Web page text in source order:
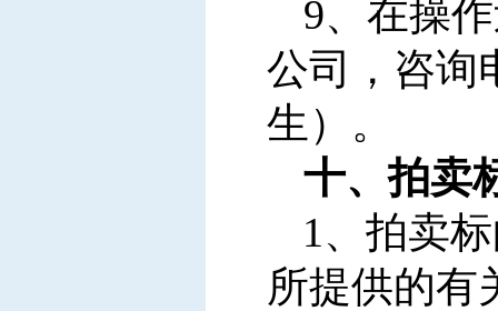
9、在操
公司，咨询
生）。
十、拍卖
1、拍卖
所提供的有